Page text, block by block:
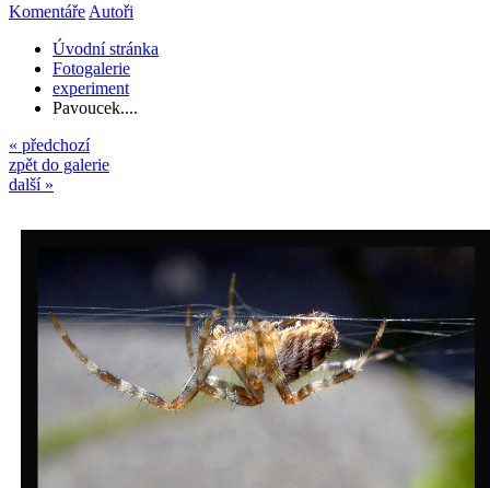
Komentáře Autoři
Úvodní stránka
Fotogalerie
experiment
Pavoucek....
« předchozí
zpět do galerie
další »